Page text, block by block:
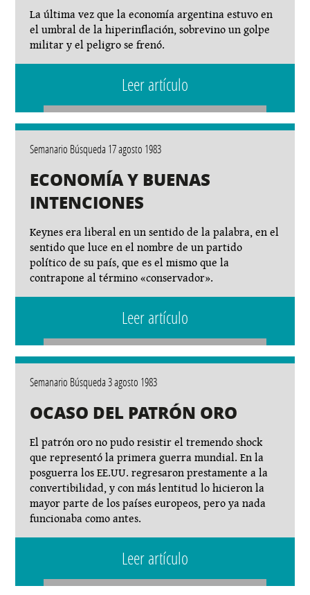
La última vez que la economía argentina estuvo en
el umbral de la hiperinflación, sobrevino un golpe
militar y el peligro se frenó.
Leer artículo
Semanario Búsqueda 17 agosto 1983
ECONOMÍA Y BUENAS
INTENCIONES
Keynes era liberal en un sentido de la palabra, en el
sentido que luce en el nombre de un partido
político de su país, que es el mismo que la
contrapone al término «conservador».
Leer artículo
Semanario Búsqueda 3 agosto 1983
OCASO DEL PATRÓN ORO
El patrón oro no pudo resistir el tremendo shock
que representó la primera guerra mundial. En la
posguerra los EE.UU. regresaron prestamente a la
convertibilidad, y con más lentitud lo hicieron la
mayor parte de los países europeos, pero ya nada
funcionaba como antes.
Leer artículo